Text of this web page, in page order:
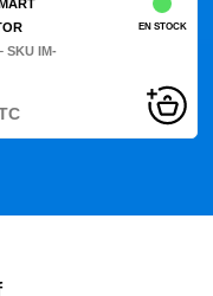
SKU IM-
EN STOCK